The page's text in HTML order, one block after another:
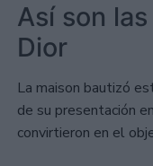
Así son
Dior
La maison bautizó
de su presentación
convirtieron en el